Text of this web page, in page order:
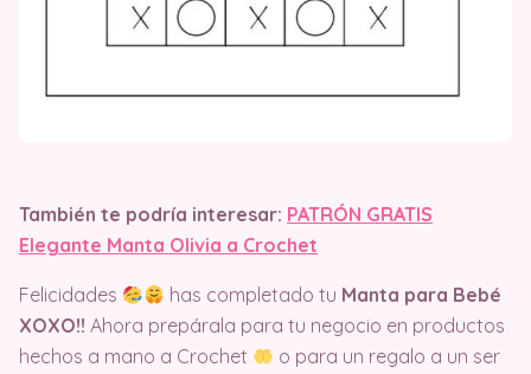
También te podría interesar: PATRÓN GRATIS
Elegante Manta Olivia a Crochet
Felicidades has completado tu Manta para Bebé
XOXO!! Ahora prepárala para tu negocio en productos
hechos a mano a Crochet
o para un regalo a un ser